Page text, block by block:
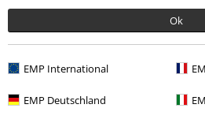
Ok
EMP International
EMP Deutschland
Mehr Kategorien. Mehr
Bekleidung & Accessoires Oberteile T-
Bekleidung T-Shirts & Tops T-Shirts